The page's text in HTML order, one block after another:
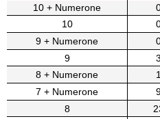
10 + Numerone
10
9 + Numerone
9
3
8 + Numerone
7 + Numerone
8